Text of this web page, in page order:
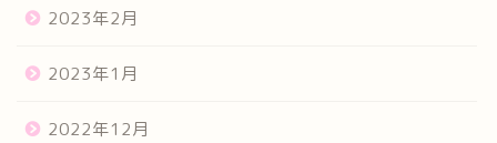
2023年2月
2023年1月
2022年12月